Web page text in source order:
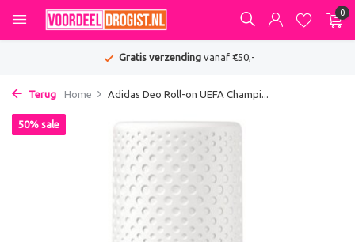
0
Gratis verzendingvanaf €50,-
Terug Home Adidas Deo Roll-on UEFA Champi...
50% sale